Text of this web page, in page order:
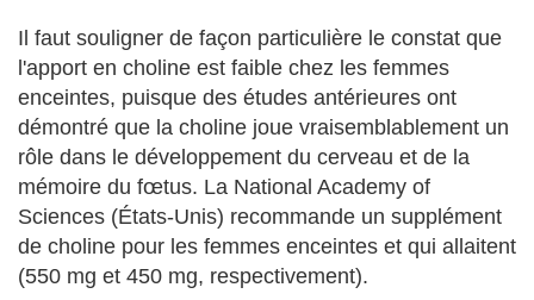
Il faut souligner de façon particulière le constat que
l'apport en choline est faible chez les femmes
enceintes, puisque des études antérieures ont
démontré que la choline joue vraisemblablement un
rôle dans le développement du cerveau et de la
mémoire du fœtus. La National Academy of
Sciences (États-Unis) recommande un supplément
de choline pour les femmes enceintes et qui allaitent
(550 mg et 450 mg, respectivement).